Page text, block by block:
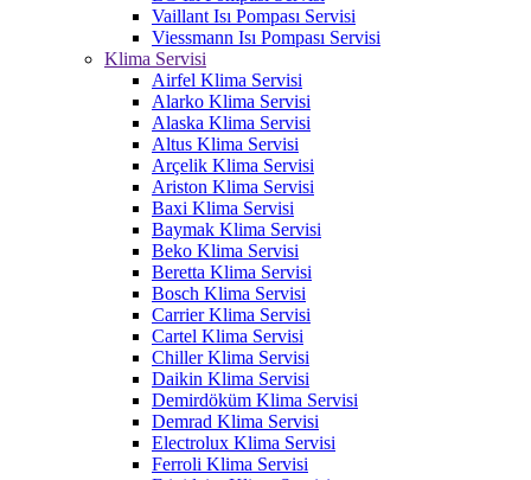
Vaillant Isı Pompası Servisi
Viessmann Isı Pompası Servisi
Klima Servisi
Airfel Klima Servisi
Alarko Klima Servisi
Alaska Klima Servisi
Altus Klima Servisi
Arçelik Klima Servisi
Ariston Klima Servisi
Baxi Klima Servisi
Baymak Klima Servisi
Beko Klima Servisi
Beretta Klima Servisi
Bosch Klima Servisi
Carrier Klima Servisi
Cartel Klima Servisi
Chiller Klima Servisi
Daikin Klima Servisi
Demirdöküm Klima Servisi
Demrad Klima Servisi
Electrolux Klima Servisi
Ferroli Klima Servisi